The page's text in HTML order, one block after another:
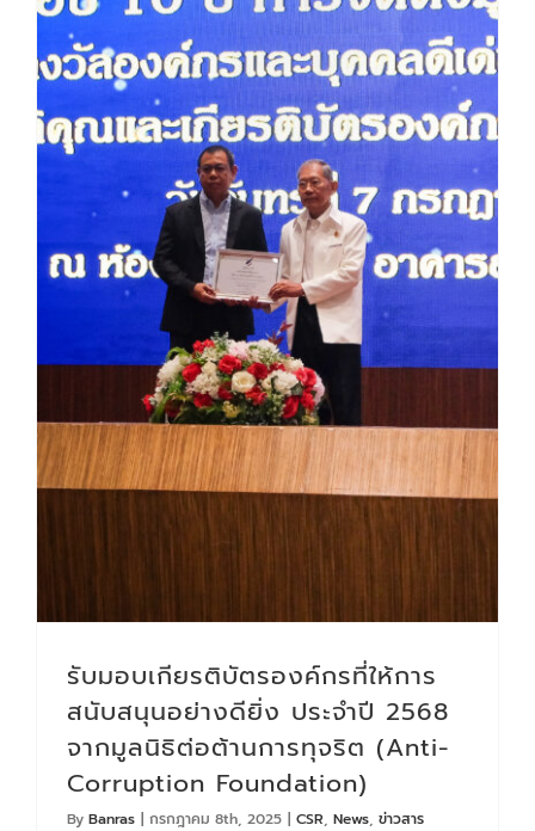
รับมอบเกียรติบัตรองค์กรที่ให้การ
สนับสนุนอย่างดียิ่ง ประจำปี 2568
จากมูลนิธิต่อต้านการทุจริต (Anti-
Corruption Foundation)
By Banras | กรกฎาคม 8th, 2025 | CSR, News, ข่าวสาร